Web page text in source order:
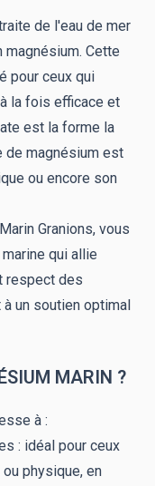
de l'eau de mer
Cette
pour ceux qui
la fois efficace et
est la forme la
de magnésium est
ou encore son
Granions, vous
qui allie
respect des
un soutien optimal
MARIN ?
à :
: idéal pour ceux
physique, en